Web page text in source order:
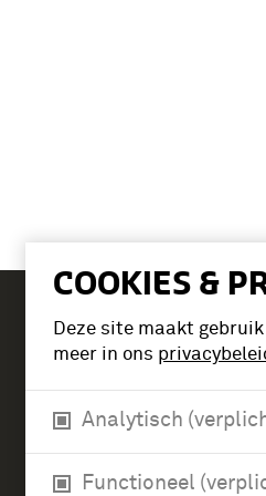
COOKIES &
Deze site maakt gebruik
meer in ons
Analytisch
Functioneel
Tickets
Verlengde